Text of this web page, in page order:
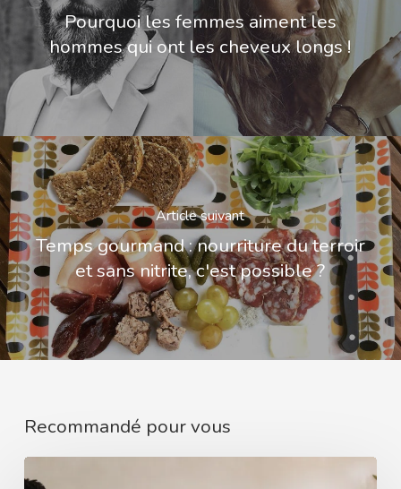
Pourquoi les femmes aiment les
hommes qui ont les cheveux longs !
Article suivant
Temps gourmand : nourriture du terroir
et sans nitrite, c'est possible ?
Recommandé pour vous